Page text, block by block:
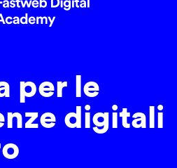
per le
digitali